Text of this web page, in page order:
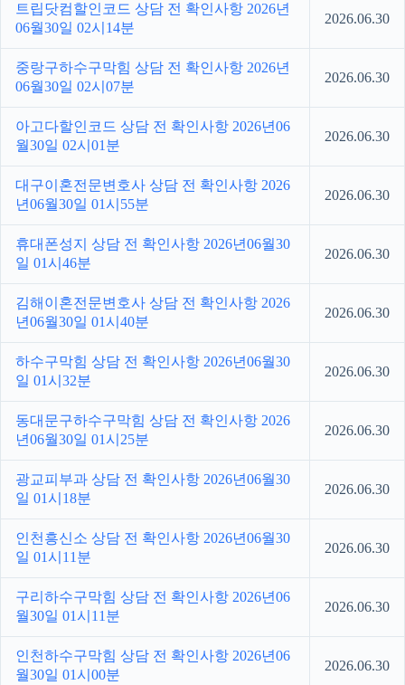
트립닷컴할인코드 상담 전 확인사항 2026년
06월30일 02시14분
2026.06.30
중랑구하수구막힘 상담 전 확인사항 2026년
06월30일 02시07분
2026.06.30
아고다할인코드 상담 전 확인사항 2026년06
월30일 02시01분
2026.06.30
대구이혼전문변호사 상담 전 확인사항 2026
년06월30일 01시55분
2026.06.30
휴대폰성지 상담 전 확인사항 2026년06월30
일 01시46분
2026.06.30
김해이혼전문변호사 상담 전 확인사항 2026
년06월30일 01시40분
2026.06.30
하수구막힘 상담 전 확인사항 2026년06월30
일 01시32분
2026.06.30
동대문구하수구막힘 상담 전 확인사항 2026
년06월30일 01시25분
2026.06.30
광교피부과 상담 전 확인사항 2026년06월30
일 01시18분
2026.06.30
인천흥신소 상담 전 확인사항 2026년06월30
일 01시11분
2026.06.30
구리하수구막힘 상담 전 확인사항 2026년06
월30일 01시11분
2026.06.30
인천하수구막힘 상담 전 확인사항 2026년06
월30일 01시00분
2026.06.30